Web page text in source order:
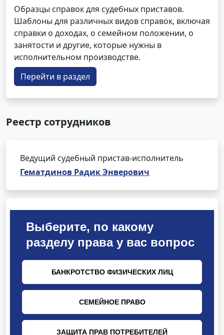
Образцы справок для судебных приставов.
Шаблоны для различных видов справок, включая
справки о доходах, о семейном положении, о
занятости и другие, которые нужны в
исполнительном производстве.
Перейти в раздел
Реестр сотрудников
Ведущий судебный пристав-исполнитель
Гематдинов Радик Энверович